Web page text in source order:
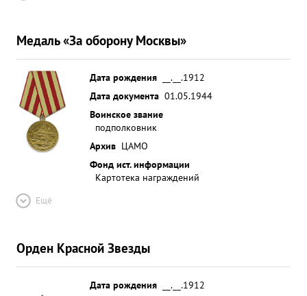
Медаль «За оборону Москвы»
Дата рождения
__.__.1912
Дата документа 01.05.1944
Воинское звание
подполковник
Архив ЦАМО
Фонд ист. информации
Картотека награждений
Ещё
Орден Красной Звезды
Дата рождения
__.__.1912